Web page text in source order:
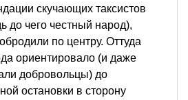
скучающих таксистов
до чего честный народ),
по центру. Оттуда
ориентировало (и даже
добровольцы) до
остановки в сторону